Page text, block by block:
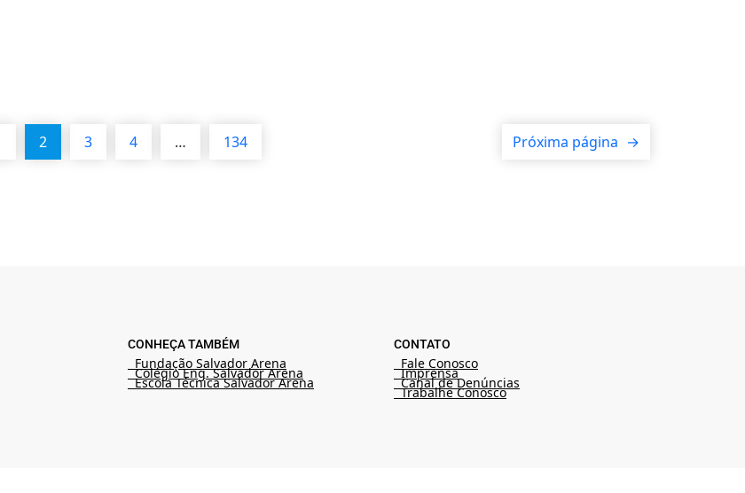
2 3 4 … 134 Próxima página →
CONHEÇA TAMBÉM
Fundação Salvador Arena
Colégio Eng. Salvador Arena
Escola Técnica Salvador Arena
CONTATO
Fale Conosco
Imprensa
Canal de Denúncias
Trabalhe Conosco